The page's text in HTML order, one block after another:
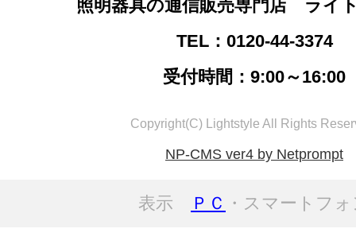
照明器具の通信販売専門店 ライ
TEL：0120-44-3374
受付時間：9:00～16:00
Copyright(C) Lightstyle All Rights
NP-CMS ver4 by Netprompt
表示 ＰＣ ・スマートフ